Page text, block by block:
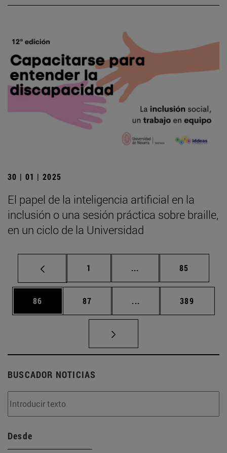
30 | 01 | 2025
El papel de la inteligencia artificial en la
inclusión o una sesión práctica sobre braille,
en un ciclo de la Universidad
Página
1 ... Páginas intermedias
Página
85
Página
86 Página
87 ... Páginas intermedias
Página
389
BUSCADOR NOTICIAS
Desde